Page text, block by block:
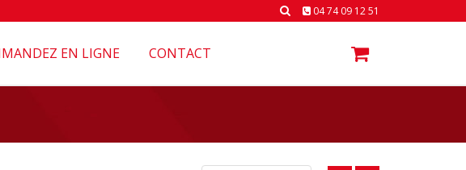
04 74 09 12 51
EN LIGNE CONTACT